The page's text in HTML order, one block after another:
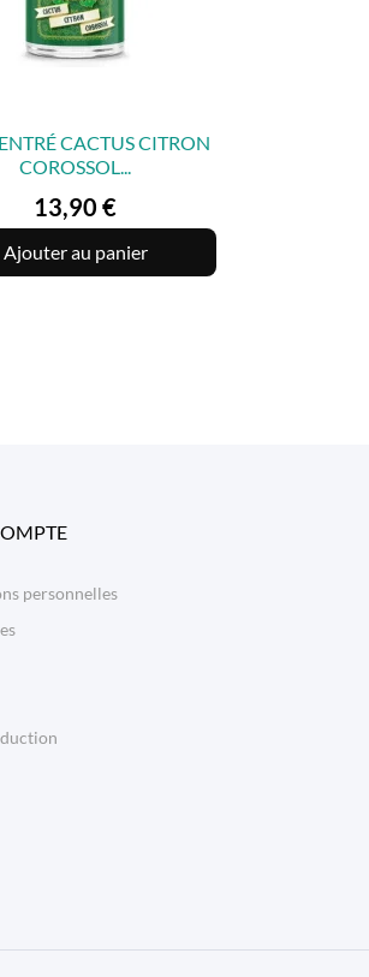
APERÇU RAPIDE
CACTUS CITRON
COROSSOL...
Prix
13,90 €
Ajouter au panier
personnelles